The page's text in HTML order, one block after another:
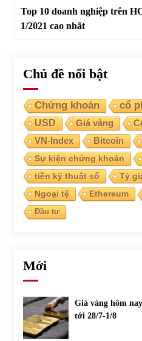
Top 10 doanh nghiệp trên
1/2021 cao nhất
Chủ đề nổi bật
Chứng khoán cổ
USD
Giá vàng
VN-Index Bitcoin
Sự kiện chứng khoán
tiền kỹ thuật số
Tỷ
Ngoại tệ
Ethereum
Đầu tư
Mới
Giá vàng hôm
tới 28/7-1/8